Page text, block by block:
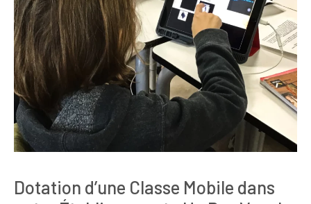
Dotation d’une Classe Mobile dans